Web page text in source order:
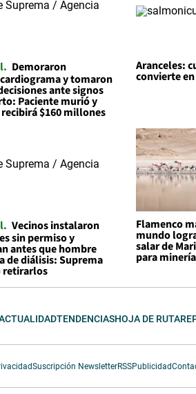
Demoraron
y tomaron
ante signos
Paciente murió y
$160 millones
Aranceles:
convierte
Vecinos instalaron
sin permiso y
antes que hombre
de diálisis: Suprema
retirarlos
Flamenco
mundo
salar de
para
TENDENCIASHOJA DE RUTA
Suscripción NewsletterRSSPublicidad